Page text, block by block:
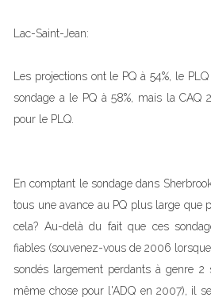
Lac-Saint-Jean:
Les projections ont le PQ à 54%, le
sondage a le PQ à 58%, mais la CAQ
pour le PLQ.
En comptant le sondage dans
tous une avance au PQ plus large que
cela? Au-delà du fait que ces
fiables (souvenez-vous de 2006
sondés largement perdants à genre 2
même chose pour l'ADQ en 2007), il